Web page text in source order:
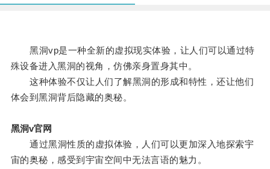
黑洞vp是一种全新的虚拟现实体验，让人们可以通过特
殊设备进入黑洞的视角，仿佛亲身置身其中。
这种体验不仅让人们了解黑洞的形成和特性，还让他们
体会到黑洞背后隐藏的奥秘。
黑洞v官网
通过黑洞性质的虚拟体验，人们可以更加深入地探索宇
宙的奥秘，感受到宇宙空间中无法言语的魅力。